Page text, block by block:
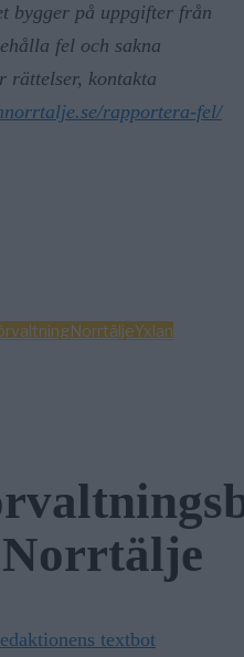
bygger på uppgifter från
fel och sakna
rättelser, kontakta
rapportera-fel/
NorrtäljeYxlan
textbot